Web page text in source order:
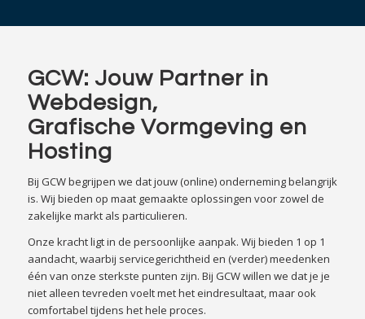
GCW: Jouw Partner in
Webdesign,
Grafische Vormgeving en
Hosting
Bij GCW begrijpen we dat jouw (online) onderneming belangrijk
is. Wij bieden op maat gemaakte oplossingen voor zowel de
zakelijke markt als particulieren.
Onze kracht ligt in de persoonlijke aanpak. Wij bieden 1 op 1
aandacht, waarbij servicegerichtheid en (verder) meedenken
één van onze sterkste punten zijn. Bij GCW willen we dat je je
niet alleen tevreden voelt met het eindresultaat, maar ook
comfortabel tijdens het hele proces.